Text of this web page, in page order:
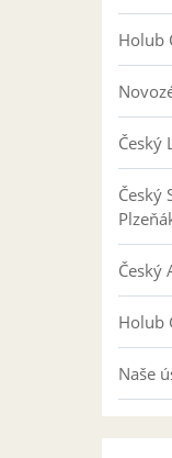
Holub
Český
Český
Český
Holub
Naše